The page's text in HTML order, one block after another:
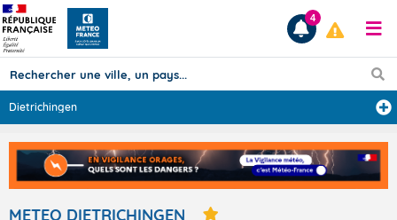
Prévisions
TOUS LES RÉSULTATS
4
Dietrichingen
METEO DIETRICHINGEN